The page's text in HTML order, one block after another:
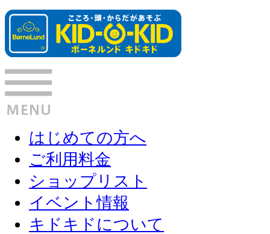
はじめての方へ
ご利用料金
ショップリスト
イベント情報
キドキドについて